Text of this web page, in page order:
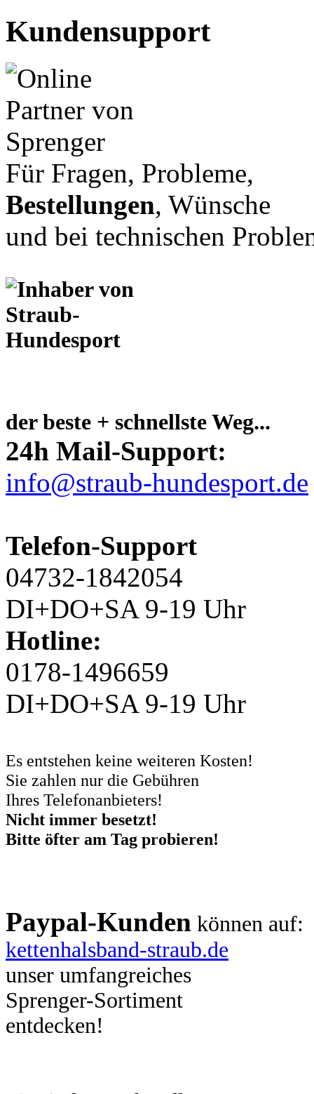
Kundensupport
Für Fragen, Probleme,
Bestellungen, Wünsche
und bei technischen
der beste + schnellste Weg...
24h Mail-Support:
info@straub-hundesport.de
Telefon-Support
04732-1842054
DI+DO+SA 9-19 Uhr
Hotline:
0178-1496659
DI+DO+SA 9-19 Uhr
Es entstehen keine weiteren Kosten!
Sie zahlen nur die Gebühren
Ihres Telefonanbieters!
Nicht immer besetzt!
Bitte öfter am Tag probieren!
Paypal-Kunden können auf:
kettenhalsband-straub.de
unser umfangreiches
Sprenger-Sortiment
entdecken!